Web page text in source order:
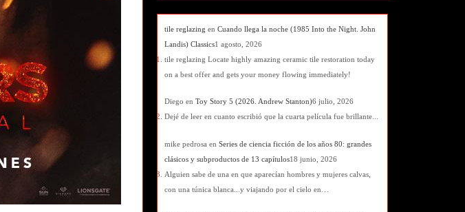
tile reglazing en Cuando llega la noche (1985 Into the Night. John
Landis) Classics1 agosto, 2026
tile reglazing Locate highly amazing ceramic tile restoration today
on a best offer and gets your money flowing immediately!
Diego en Toy Story 5 (2026. Andrew Stanton)6 julio, 2026
Dejé de leer en cuanto escribió que la cuarta película fue brillante...
mike pedrosa en Series de ciencia ficción de los años 80: grandes
clásicos y subproductos de 13 capítulos18 junio, 2026
Alguien sabe de una en que aparecían hombres y mujeres calvas,
con una túnica blanca...y viajando por el cielo en…